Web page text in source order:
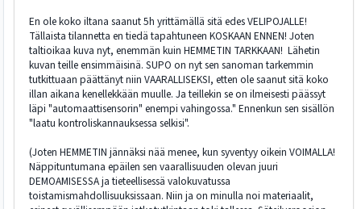
En ole koko iltana saanut 5h yrittämällä sitä edes VELIPOJALLE!
Tällaista tilannetta en tiedä tapahtuneen KOSKAAN ENNEN! Joten
taltioikaa kuva nyt, enemmän kuin HEMMETIN TARKKAAN! Lähetin
kuvan teille ensimmäisinä. SUPO on nyt sen sanoman tarkemmin
tutkittuaan päättänyt niin VAARALLISEKSI, etten ole saanut sitä koko
illan aikana kenellekkään muulle. Ja teillekin se on ilmeisesti päässyt
läpi "automaattisensorin" enempi vahingossa." Ennenkun sen sisällön
"laatu kontroliskannauksessa selkisi".
(Joten HEMMETIN jännäksi nää menee, kun syventyy oikein VOIMALLA!
Näppituntumana epäilen sen vaarallisuuden olevan juuri
DEMOAMISESSA ja tieteellisessä valokuvatussa
toistamismahdollisuuksissaan. Niin ja on minulla noi materiaalit,